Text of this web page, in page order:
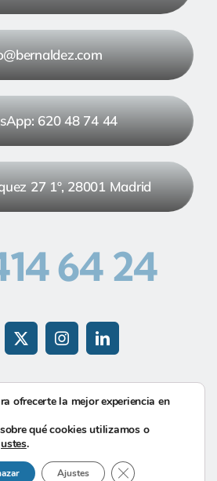
620 48 74 44
27 1º, 28001 Madrid
64 24
por Guia33 SL
|Política de Privacidad
ofrecerte la mejor experiencia en
qué cookies utilizamos o
.
Ajustes Cerrar el banner